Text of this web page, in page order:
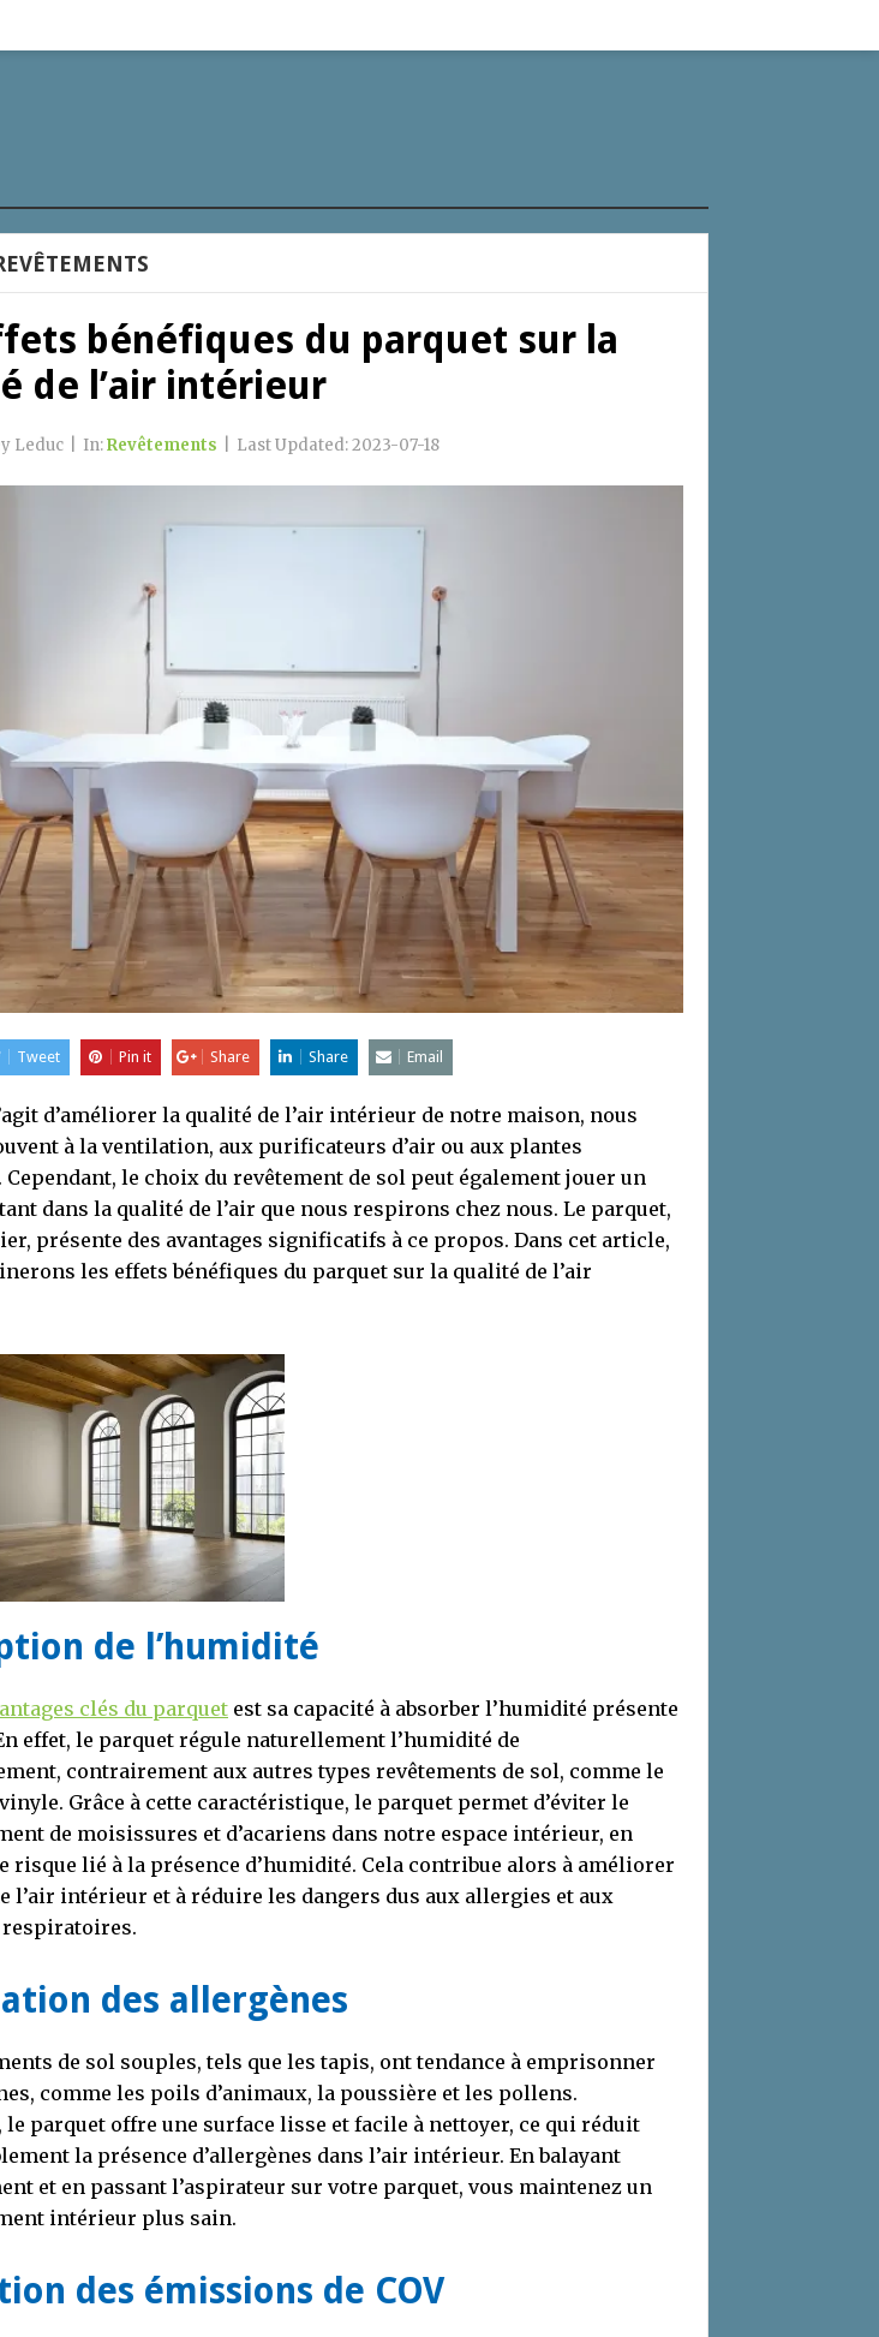
bénéfiques du parquet sur la
de l’air intérieur
Leduc In:Revêtements Last Updated:2023-07-18
Tweet Pin it Share Share Email
d’améliorer la qualité de l’air intérieur de notre maison, nous
à la ventilation, aux purificateurs d’air ou aux plantes
Cependant, le choix du revêtement de sol peut également jouer un
dans la qualité de l’air que nous respirons chez nous. Le parquet,
présente des avantages significatifs à ce propos. Dans cet article,
les effets bénéfiques du parquet sur la qualité de l’air
de l’humidité
clés du parquet est sa capacité à absorber l’humidité présente
effet, le parquet régule naturellement l’humidité de
contrairement aux autres types revêtements de sol, comme le
Grâce à cette caractéristique, le parquet permet d’éviter le
de moisissures et d’acariens dans notre espace intérieur, en
risque lié à la présence d’humidité. Cela contribue alors à améliorer
l’air intérieur et à réduire les dangers dus aux allergies et aux
des allergènes
de sol souples, tels que les tapis, ont tendance à emprisonner
comme les poils d’animaux, la poussière et les pollens.
le parquet offre une surface lisse et facile à nettoyer, ce qui réduit
la présence d’allergènes dans l’air intérieur. En balayant
et en passant l’aspirateur sur votre parquet, vous maintenez un
intérieur plus sain.
des émissions de COV